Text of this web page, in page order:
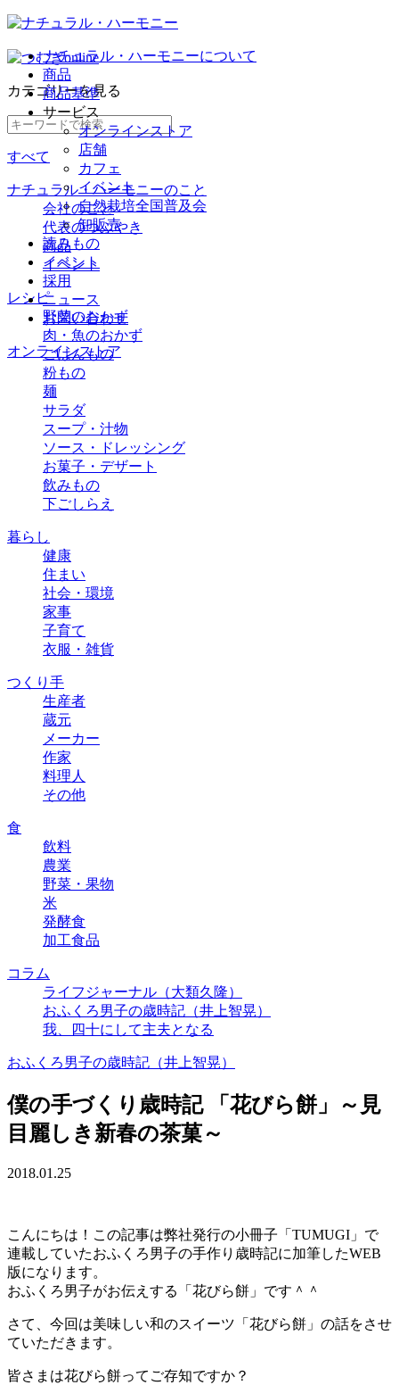
ナチュラル・ハーモニーについて
商品
商品基準
サービス
オンラインストア
店舗
カフェ
イベント
自然栽培全国普及会
卸販売
読みもの
イベント
採用
ニュース
お問い合わせ
オンラインストア
カテゴリーを見る
すべて
ナチュラル・ハーモニーのこと
会社のこと
代表のつぶやき
商品
イベント
レシピ
野菜のおかず
肉・魚のおかず
ごはんもの
粉もの
麺
サラダ
スープ・汁物
ソース・ドレッシング
お菓子・デザート
飲みもの
下ごしらえ
暮らし
健康
住まい
社会・環境
家事
子育て
衣服・雑貨
つくり手
生産者
蔵元
メーカー
作家
料理人
その他
食
飲料
農業
野菜・果物
米
発酵食
加工食品
コラム
ライフジャーナル（大類久隆）
おふくろ男子の歳時記（井上智晃）
我、四十にして主夫となる
おふくろ男子の歳時記（井上智晃）
僕の手づくり歳時記 「花びら餅」～見
目麗しき新春の茶菓～
2018.01.25
こんにちは！この記事は弊社発行の小冊子「TUMUGI」で
連載していたおふくろ男子の手作り歳時記に加筆したWEB
版になります。
おふくろ男子がお伝えする「花びら餅」です＾＾
さて、今回は美味しい和のスイーツ「花びら餅」の話をさせ
ていただきます。
皆さまは花びら餅ってご存知ですか？